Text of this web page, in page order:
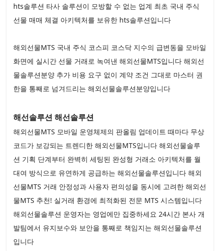
hts솔루션 타사 솔루션이 모방할 수 없는 업계 최초 국내 주식
선물 매매 체결 아키텍처를 보유한 hts솔루션입니다
해외선물MTS 국내 주식 코스피 코스닥 지수의 급변동을 모바일
화면에 실시간 선물 거래로 녹여낸 해외선물MTS입니다 해외선
물솔루션분양 추가 비용 요구 없이 계약 조건 그대로 마스터 권
한을 통째로 넘겨드리는 해외선물솔루션분양입니다
해선솔루션 해선솔루션
해외선물MTS 모바일 운영체제의 판올림 업데이트 때마다 무상
코드가 보강되는 트렌디한 해외선물MTS입니다 해외선물솔루
션 기획 단계부터 완벽히 세팅된 완성형 거래소 아키텍처를 월
대여 방식으로 유연하게 공급하는 해외선물솔루션입니다 해외
선물MTS 거래 안정성과 사용자 편의성을 동시에 고려한 해외선
물MTS 추천! 실거래 환경에 최적화된 전문 MTS 시스템입니다
해외선물솔루션 운영자는 영업에만 집중하세요 24시간 본사 개
발팀에서 유지보수와 보안을 통째로 책임지는 해외선물솔루션
입니다